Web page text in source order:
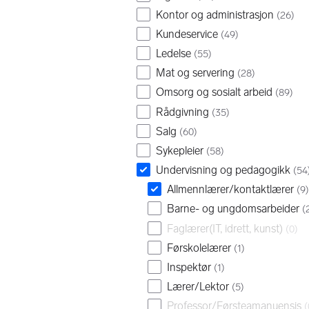
Kontor og administrasjon (26)
Kundeservice (49)
Ledelse (55)
Mat og servering (28)
Omsorg og sosialt arbeid (89)
Rådgivning (35)
Salg (60)
Sykepleier (58)
Undervisning og pedagogikk (54
Allmennlærer/kontaktlærer (9)
Barne- og ungdomsarbeider (
Faglærer(IT, idrett, kunst) (0)
Førskolelærer (1)
Inspektør (1)
Lærer/Lektor (5)
Professor/Førsteamanuensis